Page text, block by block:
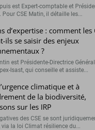
est Expert-comptable et
Pour CSE Matin, il détaille les...
d’expertise : comment les
ils se saisir des enjeux
?
est Présidente-Directrice
Isast, qui conseille et assiste...
climatique et à
de la biodiversité,
sur les IRP
des CSE se sont
via la loi Climat résilience du...